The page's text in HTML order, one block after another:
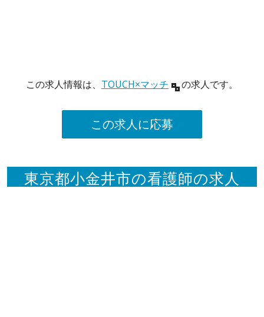
この求人情報は、 TOUCH×マッチ の求人です。
この求人に応募
東京都小金井市の看護師の求人